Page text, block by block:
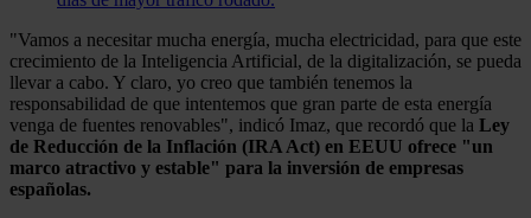
"Vamos a necesitar mucha energía, mucha electricidad, para que este
crecimiento de la Inteligencia Artificial, de la digitalización, se pueda
llevar a cabo. Y claro, yo creo que también tenemos la
responsabilidad de que intentemos que gran parte de esta energía
venga de fuentes renovables", indicó Imaz, que recordó que la Ley
de Reducción de la Inflación (IRA Act) en EEUU ofrece "un
marco atractivo y estable" para la inversión de empresas
españolas.